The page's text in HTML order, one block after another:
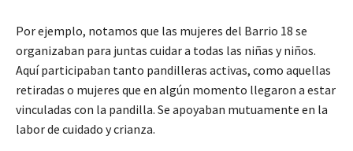
Por ejemplo, notamos que las mujeres del Barrio 18 se
organizaban para juntas cuidar a todas las niñas y niños.
Aquí participaban tanto pandilleras activas, como aquellas
retiradas o mujeres que en algún momento llegaron a estar
vinculadas con la pandilla. Se apoyaban mutuamente en la
labor de cuidado y crianza.